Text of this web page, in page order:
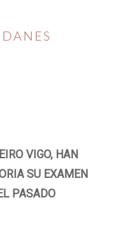
VIGO, HAN
SU EXAMEN
PASADO